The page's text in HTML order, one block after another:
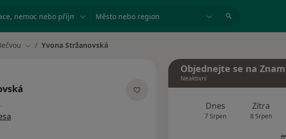
nemoc nebo příjmení Město nebo region
Změna města
Yvona Stržanovská
Objednejte se na
Neaktivní
Dnes
7 Srpen
Zítra
8 Srpen